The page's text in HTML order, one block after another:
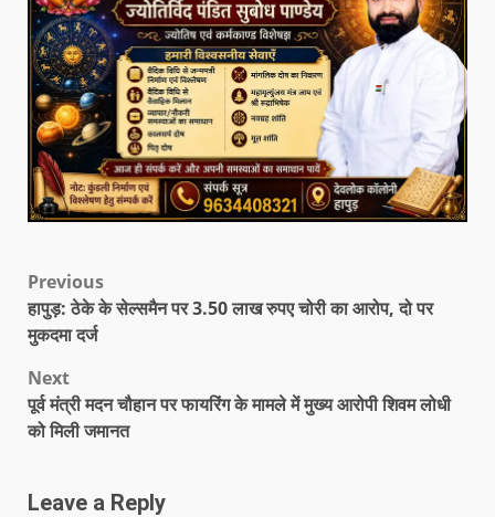
Previous
हापुड़: ठेके के सेल्समैन पर 3.50 लाख रुपए चोरी का आरोप, दो पर
मुकदमा दर्ज
Next
पूर्व मंत्री मदन चौहान पर फायरिंग के मामले में मुख्य आरोपी शिवम लोधी
को मिली जमानत
Leave a Reply